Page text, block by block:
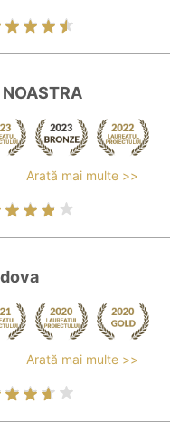
Arată mai multe >>
Arată mai multe >>